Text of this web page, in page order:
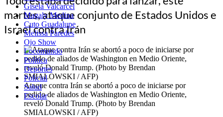
Gisela Valcarcel
Magaly Medina
Cuto Guadalupe
Melissa Paredes
Ojo Show
Locomundo
Política
Deportes
Policial
Salud
Escolar
martes, ataque conjunto de Estados Unidos e
Israel contra Irán
Ataque contra Irán se abortó a poco de iniciarse por
pedido de aliados de Washington en Medio Oriente,
reveló Donald Trump. (Photo by Brendan
SMIALOWSKI / AFP)